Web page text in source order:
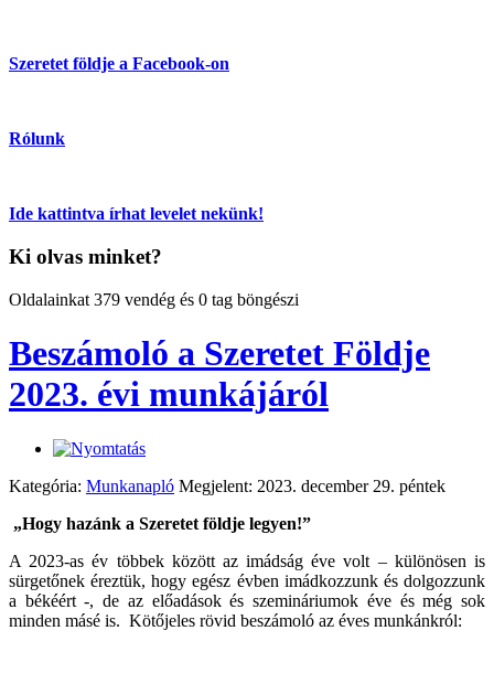
Szeretet földje a Facebook-on
Rólunk
Ide kattintva írhat levelet nekünk!
Ki olvas minket?
Oldalainkat 379 vendég és 0 tag böngészi
Beszámoló a Szeretet Földje
2023. évi munkájáról
Kategória: Munkanapló Megjelent: 2023. december 29. péntek
„Hogy hazánk a Szeretet földje legyen!”
A 2023-as év többek között az imádság éve volt – különösen is
sürgetőnek éreztük, hogy egész évben imádkozzunk és dolgozzunk
a békéért -, de az előadások és szemináriumok éve és még sok
minden másé is. Kötőjeles rövid beszámoló az éves munkánkról: